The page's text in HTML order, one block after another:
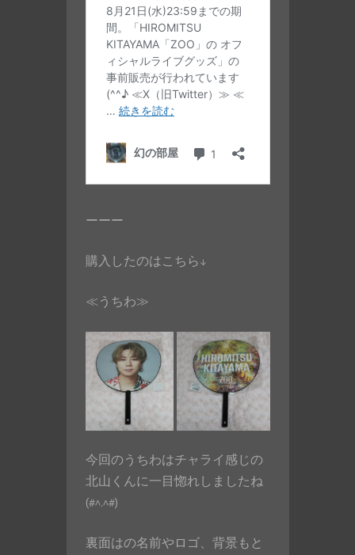
ーーー
購入したのはこちら↓
≪うちわ≫
今回のうちわはチャライ感じの
北山くんに一目惚れしましたね
(#^.^#)
裏面はの名前やロゴ、背景もと